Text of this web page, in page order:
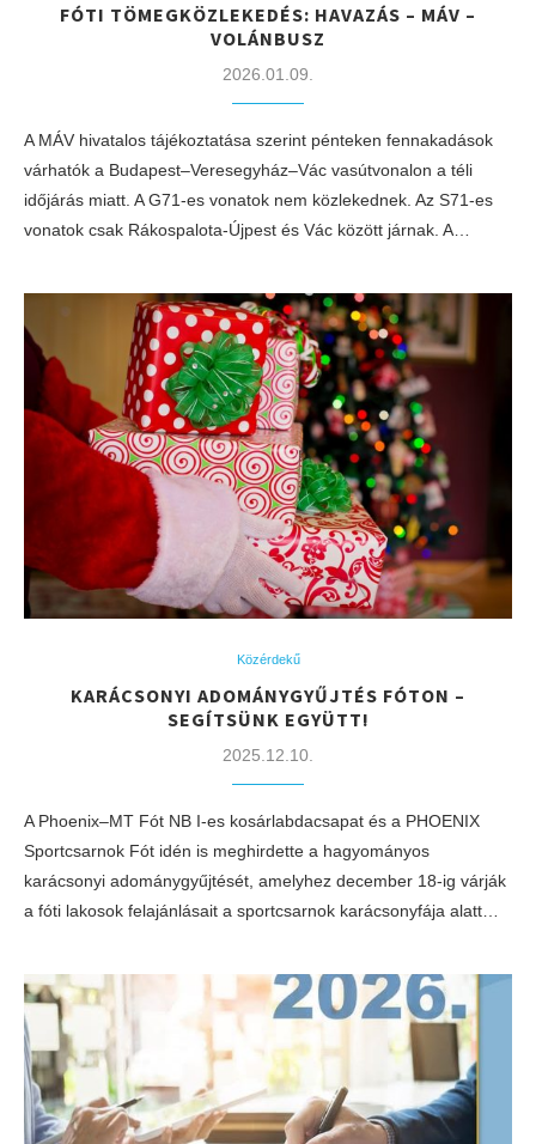
FÓTI TÖMEGKÖZLEKEDÉS: HAVAZÁS – MÁV –
VOLÁNBUSZ
2026.01.09.
A MÁV hivatalos tájékoztatása szerint pénteken fennakadások
várhatók a Budapest–Veresegyház–Vác vasútvonalon a téli
időjárás miatt. A G71-es vonatok nem közlekednek. Az S71-es
vonatok csak Rákospalota-Újpest és Vác között járnak. A…
Közérdekű
KARÁCSONYI ADOMÁNYGYŰJTÉS FÓTON –
SEGÍTSÜNK EGYÜTT!
2025.12.10.
A Phoenix–MT Fót NB I-es kosárlabdacsapat és a PHOENIX
Sportcsarnok Fót idén is meghirdette a hagyományos
karácsonyi adománygyűjtését, amelyhez december 18-ig várják
a fóti lakosok felajánlásait a sportcsarnok karácsonyfája alatt…